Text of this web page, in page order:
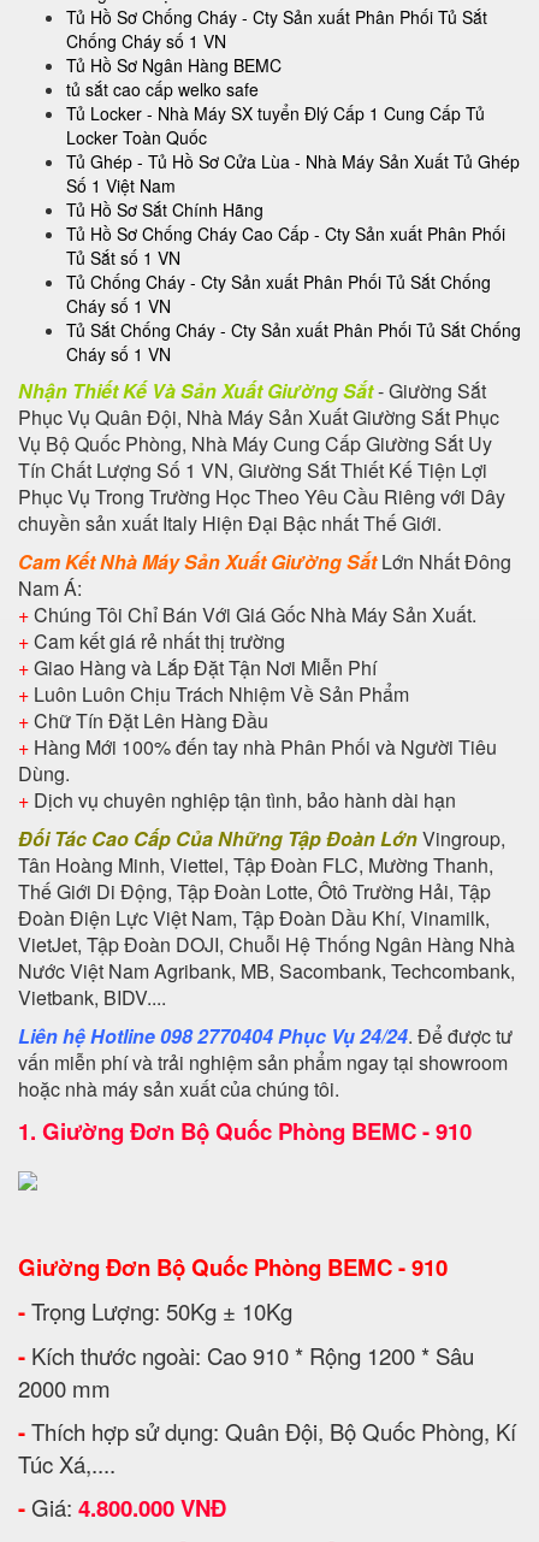
Tủ Hồ Sơ Chống Cháy - Cty Sản xuất Phân Phối Tủ Sắt
Chống Cháy số 1 VN
Tủ Hồ Sơ Ngân Hàng BEMC
tủ sắt cao cấp welko safe
Tủ Locker - Nhà Máy SX tuyển Đlý Cấp 1 Cung Cấp Tủ
Locker Toàn Quốc
Tủ Ghép - Tủ Hồ Sơ Cửa Lùa - Nhà Máy Sản Xuất Tủ Ghép
Số 1 Việt Nam
Tủ Hồ Sơ Sắt Chính Hãng
Tủ Hồ Sơ Chống Cháy Cao Cấp - Cty Sản xuất Phân Phối
Tủ Sắt số 1 VN
Tủ Chống Cháy - Cty Sản xuất Phân Phối Tủ Sắt Chống
Cháy số 1 VN
Tủ Sắt Chống Cháy - Cty Sản xuất Phân Phối Tủ Sắt Chống
Cháy số 1 VN
Nhận Thiết Kế Và Sản Xuất Giường Sắt- Giường Sắt
Phục Vụ Quân Đội, Nhà Máy Sản Xuất Giường Sắt Phục
Vụ Bộ Quốc Phòng, Nhà Máy Cung Cấp Giường Sắt Uy
Tín Chất Lượng Số 1 VN, Giường Sắt Thiết Kế Tiện Lợi
Phục Vụ Trong Trường Học Theo Yêu Cầu Riêng với Dây
chuyền sản xuất Italy Hiện Đại Bậc nhất Thế Giới.
Cam Kết Nhà Máy Sản Xuất Giường SắtLớn Nhất Đông
Nam Á:
+Chúng Tôi Chỉ Bán Với Giá Gốc Nhà Máy Sản Xuất.
+Cam kết giá rẻ nhất thị trường
+Giao Hàng và Lắp Đặt Tận Nơi Miễn Phí
+ Luôn Luôn Chịu Trách Nhiệm Về Sản Phẩm
+Chữ Tín Đặt Lên Hàng Đầu
+ Hàng Mới 100% đến tay nhà Phân Phối và Người Tiêu
Dùng.
+ Dịch vụ chuyên nghiệp tận tình, bảo hành dài hạn
Đối Tác Cao Cấp Của Những Tập Đoàn LớnVingroup,
Tân Hoàng Minh, Viettel, Tập Đoàn FLC, Mường Thanh,
Thế Giới Di Động, Tập Đoàn Lotte, Ôtô Trường Hải, Tập
Đoàn Điện Lực Việt Nam, Tập Đoàn Dầu Khí, Vinamilk,
VietJet, Tập Đoàn DOJI, Chuỗi Hệ Thống Ngân Hàng Nhà
Nước Việt Nam Agribank, MB, Sacombank, Techcombank,
Vietbank, BIDV....
Liên hệ Hotline 098 2770404 Phục Vụ 24/24. Để được tư
vấn miễn phí và trải nghiệm sản phẩm ngay tại showroom
hoặc nhà máy sản xuất của chúng tôi.
1. Giường Đơn Bộ Quốc Phòng BEMC - 910
Giường Đơn Bộ Quốc Phòng BEMC - 910
-Trọng Lượng: 50Kg ± 10Kg
- Kích thước ngoài: Cao 910 * Rộng 1200 * Sâu
2000 mm
-Thích hợp sử dụng: Quân Đội, Bộ Quốc Phòng, Kí
Túc Xá,....
- Giá: 4.800.000 VNĐ